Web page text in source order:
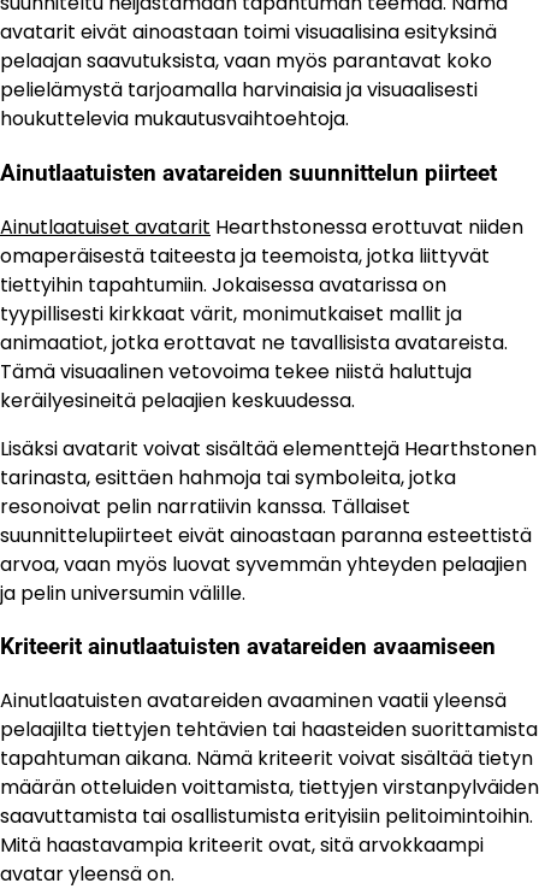
avatarit eivät ainoastaan toimi visuaalisina esityksinä
pelaajan saavutuksista, vaan myös parantavat koko
pelielämystä tarjoamalla harvinaisia ja visuaalisesti
houkuttelevia mukautusvaihtoehtoja.
Ainutlaatuisten avatareiden suunnittelun piirteet
Ainutlaatuiset avatarit Hearthstonessa erottuvat niiden
omaperäisestä taiteesta ja teemoista, jotka liittyvät
tiettyihin tapahtumiin. Jokaisessa avatarissa on
tyypillisesti kirkkaat värit, monimutkaiset mallit ja
animaatiot, jotka erottavat ne tavallisista avatareista.
Tämä visuaalinen vetovoima tekee niistä haluttuja
keräilyesineitä pelaajien keskuudessa.
Lisäksi avatarit voivat sisältää elementtejä Hearthstonen
tarinasta, esittäen hahmoja tai symboleita, jotka
resonoivat pelin narratiivin kanssa. Tällaiset
suunnittelupiirteet eivät ainoastaan paranna esteettistä
arvoa, vaan myös luovat syvemmän yhteyden pelaajien
ja pelin universumin välille.
Kriteerit ainutlaatuisten avatareiden avaamiseen
Ainutlaatuisten avatareiden avaaminen vaatii yleensä
pelaajilta tiettyjen tehtävien tai haasteiden suorittamista
tapahtuman aikana. Nämä kriteerit voivat sisältää tietyn
määrän otteluiden voittamista, tiettyjen virstanpylväiden
saavuttamista tai osallistumista erityisiin pelitoimintoihin.
Mitä haastavampia kriteerit ovat, sitä arvokkaampi
avatar yleensä on.